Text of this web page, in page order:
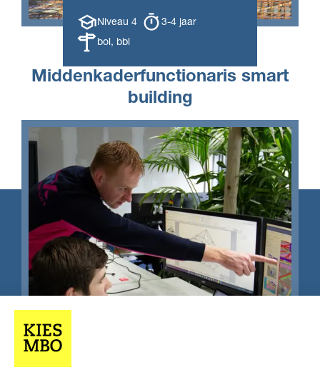
Opleiding
Niveau 4
Opleiding
duur
3-4 jaar
Leerweg
bol, bbl
Middenkaderfunctionaris smart
building